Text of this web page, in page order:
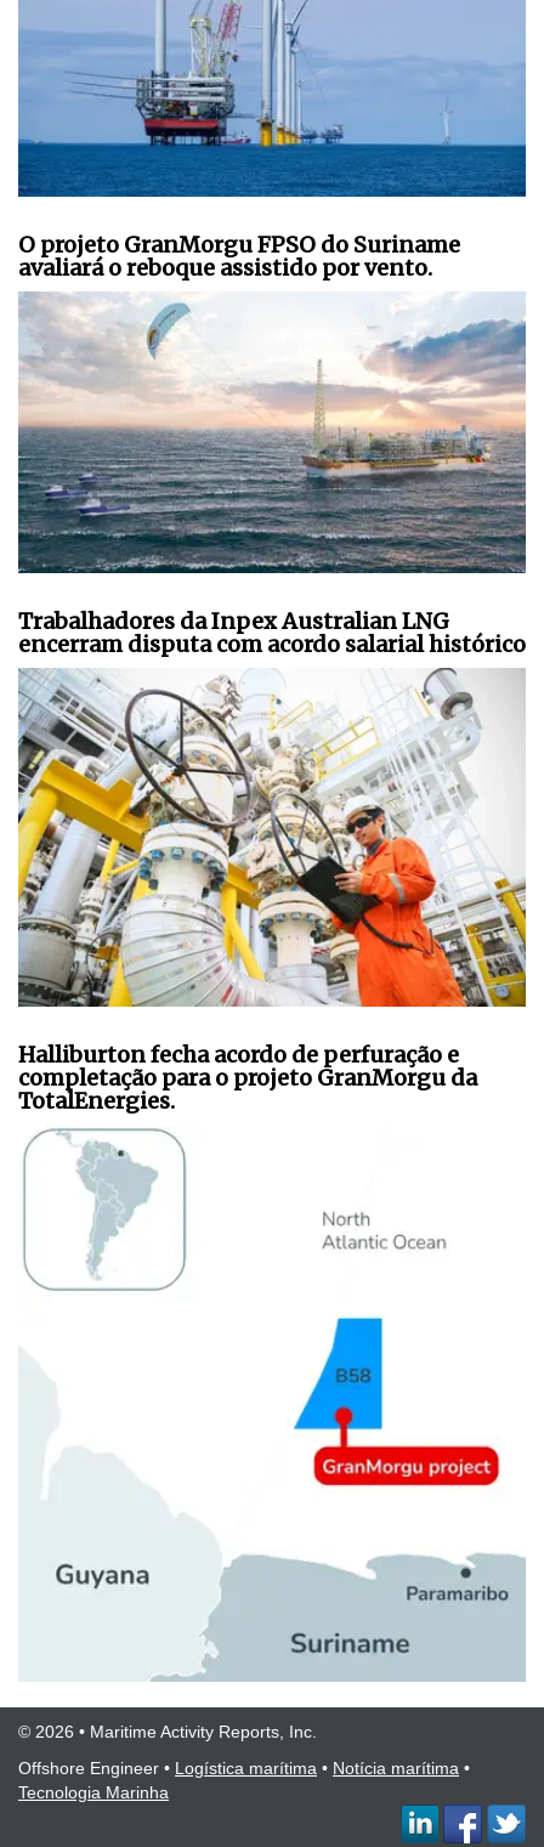
O projeto GranMorgu FPSO do Suriname
avaliará o reboque assistido por vento.
Trabalhadores da Inpex Australian LNG
encerram disputa com acordo salarial histórico
Halliburton fecha acordo de perfuração e
completação para o projeto GranMorgu da
TotalEnergies.
© 2026 • Maritime Activity Reports, Inc.
Offshore Engineer • Logística marítima • Notícia marítima •
Tecnologia Marinha